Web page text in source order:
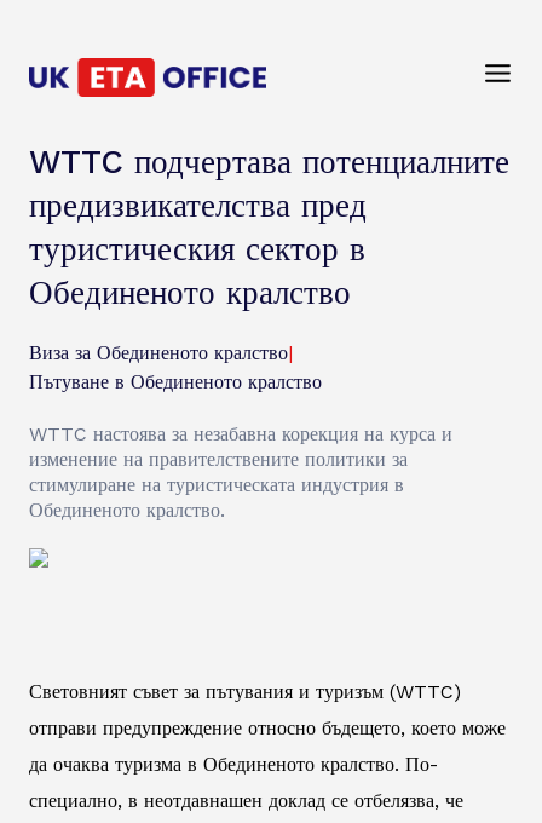
WTTC подчертава потенциалните
предизвикателства пред
туристическия сектор в
Обединеното кралство
Виза за Обединеното кралство|
Пътуване в Обединеното кралство
WTTC настоява за незабавна корекция на курса и
изменение на правителствените политики за
стимулиране на туристическата индустрия в
Обединеното кралство.
Световният съвет за пътувания и туризъм (WTTC)
отправи предупреждение относно бъдещето, което може
да очаква туризма в Обединеното кралство. По-
специално, в неотдавнашен доклад се отбелязва, че